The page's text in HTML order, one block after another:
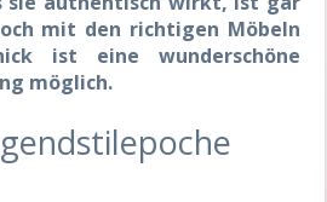
mit den richtigen Möbeln
ist eine wunderschöne
möglich.